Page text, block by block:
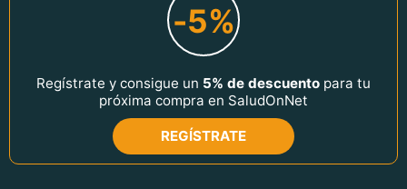
-5%
Regístrate y consigue un 5% de descuento para tu
próxima compra en SaludOnNet
REGÍSTRATE